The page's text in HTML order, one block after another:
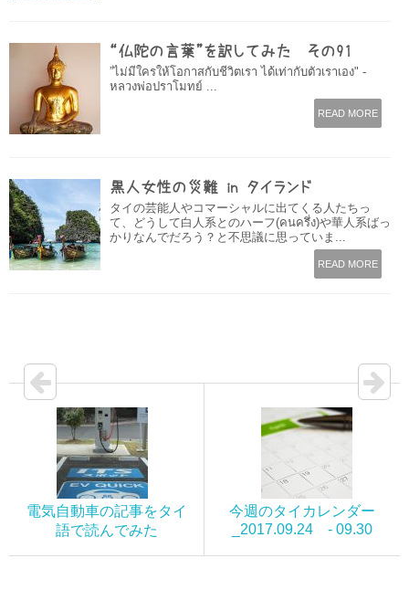
“仏陀の言葉”を訳してみた その91
”ไม่มีใครให้โอกาสกับชีวิตเรา ได้เท่ากับตัวเราเอง" -
หลวงพ่อปราโมทย์ ...
READ MORE
黒人女性の災難 in タイランド
タイの芸能人やコマーシャルに出てくる人たちっ
て、どうして白人系とのハーフ(คนครึ่ง)や華人系ばっ
かりなんでだろう？と不思議に思っていま...
READ MORE
電気自動車の記事をタイ
語で読んでみた
今週のタイカレンダー
_2017.09.24 - 09.30